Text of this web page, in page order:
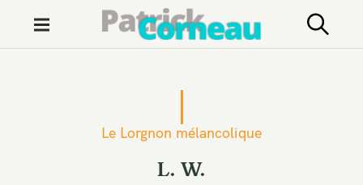
e
Le Lorgnon mélancolique
L. W.